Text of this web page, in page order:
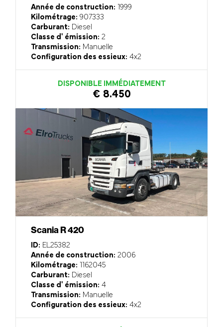
Année de construction: 1999
Kilométrage: 907333
Carburant: Diesel
Classe d' émission: 2
Transmission: Manuelle
Configuration des essieux: 4x2
DISPONIBLE IMMÉDIATEMENT
€ 8.450
Scania R 420
ID: EL25382
Année de construction: 2006
Kilométrage: 1162045
Carburant: Diesel
Classe d' émission: 4
Transmission: Manuelle
Configuration des essieux: 4x2